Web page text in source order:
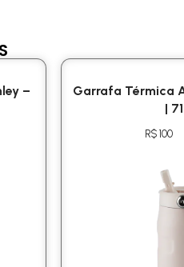
–
Garrafa Térmica
|
R$ 100